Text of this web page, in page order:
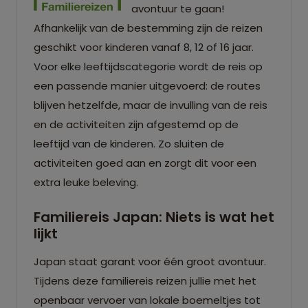
avontuur te gaan!
Afhankelijk van de bestemming zijn de reizen
geschikt voor kinderen vanaf 8, 12 of 16 jaar.
Voor elke leeftijdscategorie wordt de reis op
een passende manier uitgevoerd: de routes
blijven hetzelfde, maar de invulling van de reis
en de activiteiten zijn afgestemd op de
leeftijd van de kinderen. Zo sluiten de
activiteiten goed aan en zorgt dit voor een
extra leuke beleving.
Familiereis Japan: Niets is wat het
lijkt
Japan staat garant voor één groot avontuur.
Tijdens deze familiereis reizen jullie met het
openbaar vervoer van lokale boemeltjes tot